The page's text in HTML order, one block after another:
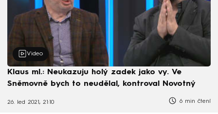
Video
Klaus ml.: Neukazuju holý zadek jako vy. Ve
Sněmovně bych to neudělal, kontroval Novotný
26. led 2021, 21:10 6 min čtení